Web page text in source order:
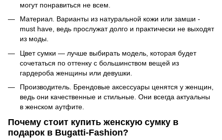
могут понравиться не всем.
Материал. Варианты из натуральной кожи или замши -
must have, ведь прослужат долго и практически не выходят
из моды.
Цвет сумки — лучше выбирать модель, которая будет
сочетаться по оттенку с большинством вещей из
гардероба женщины или девушки.
Производитель. Брендовые аксессуары ценятся у женщин,
ведь они качественные и стильные. Они всегда актуальны
в женском аутфите.
Почему стоит купить женскую сумку в
подарок в Bugatti-Fashion?